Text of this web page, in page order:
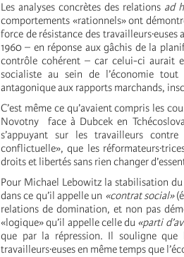
Les analyses concrètes des relations ad
comportements «rationnels» ont
force de résistance des
1960 – en réponse aux gâchis de la
contrôle cohérent – car celui-ci aurait
socialiste au sein de l’économie
antagonique aux rapports marchands,
C’est même ce qu’avaient compris les
Novotny face à Dubcek en
s’appuyant sur les travailleurs
conflictuelle», que les
droits et libertés sans rien changer
Pour Michael Lebowitz la stabilisation
dans ce qu’il appelle un «contrat social»
relations de domination, et non pas
«logique» qu’il appelle celle du «parti
que par la répression. Il souligne que
travailleurs·euses en même temps que